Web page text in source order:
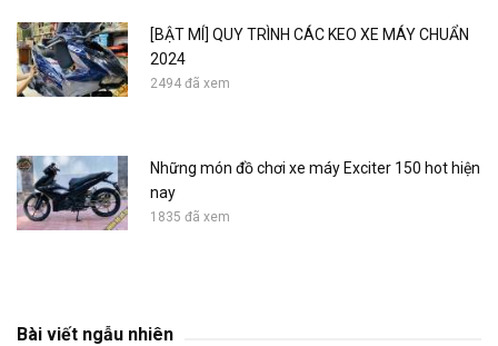
[BẬT MÍ] QUY TRÌNH CÁC KEO XE MÁY CHUẨN
2024
2494 đã xem
Những món đồ chơi xe máy Exciter 150 hot hiện
nay
1835 đã xem
Bài viết ngẫu nhiên
Clothes hanger